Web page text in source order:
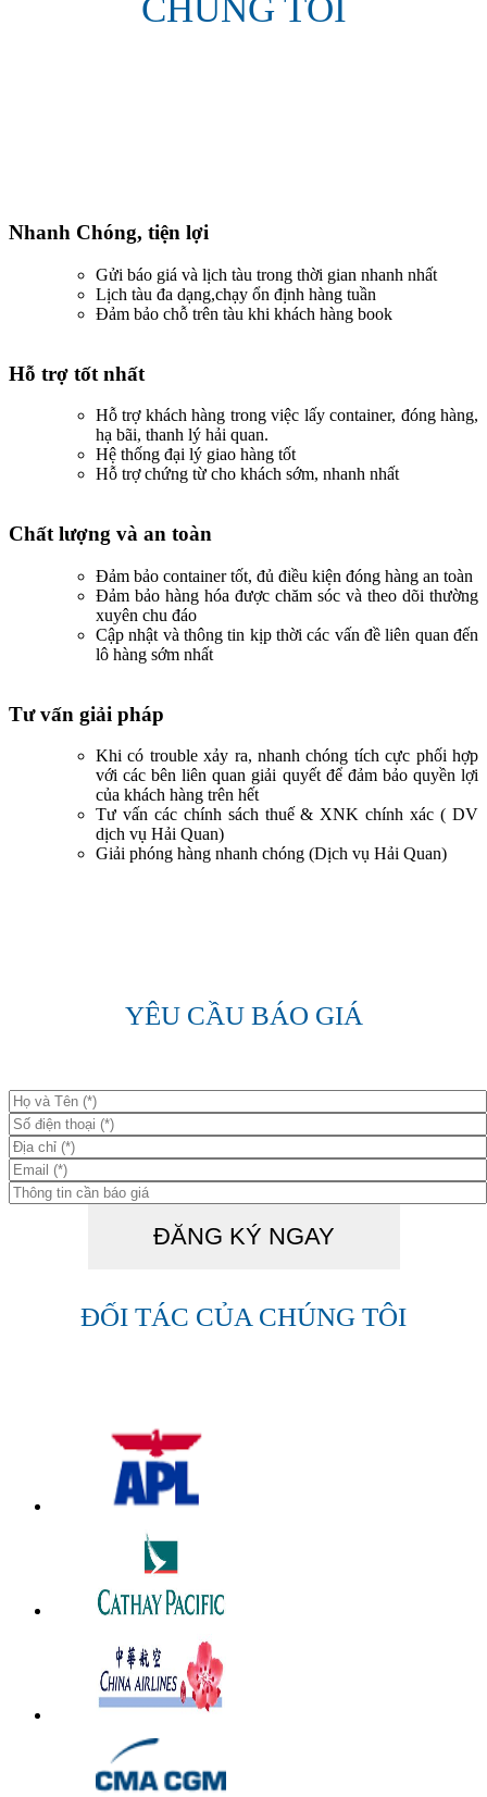
CHÚNG TÔI
Nhanh Chóng, tiện lợi
Gửi báo giá và lịch tàu trong thời gian nhanh nhất
Lịch tàu đa dạng,chạy ổn định hàng tuần
Đảm bảo chỗ trên tàu khi khách hàng book
Hỗ trợ tốt nhất
Hỗ trợ khách hàng trong việc lấy container, đóng hàng,
hạ bãi, thanh lý hải quan.
Hệ thống đại lý giao hàng tốt
Hỗ trợ chứng từ cho khách sớm, nhanh nhất
Chất lượng và an toàn
Đảm bảo container tốt, đủ điều kiện đóng hàng an toàn
Đảm bảo hàng hóa được chăm sóc và theo dõi thường
xuyên chu đáo
Cập nhật và thông tin kịp thời các vấn đề liên quan đến
lô hàng sớm nhất
Tư vấn giải pháp
Khi có trouble xảy ra, nhanh chóng tích cực phối hợp
với các bên liên quan giải quyết để đảm bảo quyền lợi
của khách hàng trên hết
Tư vấn các chính sách thuế & XNK chính xác ( DV
dịch vụ Hải Quan)
Giải phóng hàng nhanh chóng (Dịch vụ Hải Quan)
YÊU CẦU BÁO GIÁ
ĐỐI TÁC CỦA CHÚNG TÔI